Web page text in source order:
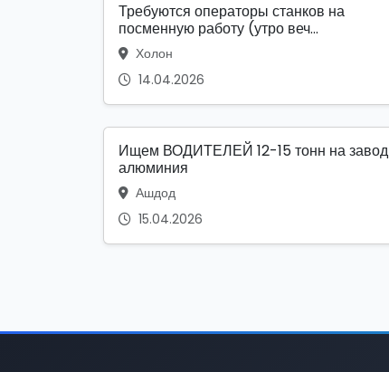
Требуются операторы станков на
посменную работу (утро веч...
Холон
14.04.2026
Ищем ВОДИТЕЛЕЙ 12-15 тонн на завод
алюминия
Ашдод
15.04.2026